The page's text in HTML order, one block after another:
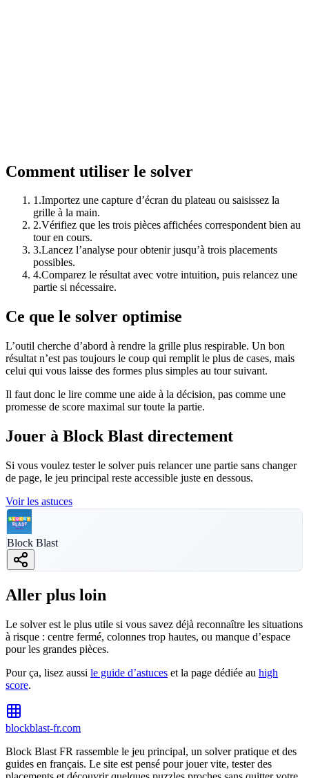
Comment utiliser le solver
1.Importez une capture d’écran du plateau ou saisissez la
grille à la main.
2.Vérifiez que les trois pièces affichées correspondent bien au
tour en cours.
3.Lancez l’analyse pour obtenir jusqu’à trois placements
possibles.
4.Comparez le résultat avec votre intuition, puis relancez une
partie si nécessaire.
Ce que le solver optimise
L’outil cherche d’abord à rendre la grille plus respirable. Un bon
résultat n’est pas toujours le coup qui remplit le plus de cases, mais
celui qui vous laisse des formes plus simples au tour suivant.
Il faut donc le lire comme une aide à la décision, pas comme une
promesse de score maximal sur toute la partie.
Jouer à Block Blast directement
Si vous voulez tester le solver puis relancer une partie sans changer
de page, le jeu principal reste accessible juste en dessous.
Voir les astuces
Block Blast
Aller plus loin
Le solver est le plus utile si vous savez déjà reconnaître les situations
à risque : centre fermé, colonnes trop hautes, ou manque d’espace
pour les grandes pièces.
Pour ça, lisez aussi le guide d’astuces et la page dédiée au high
score.
blockblast-fr.com
Block Blast FR rassemble le jeu principal, un solver pratique et des
guides en français. Le site est pensé pour jouer vite, tester des